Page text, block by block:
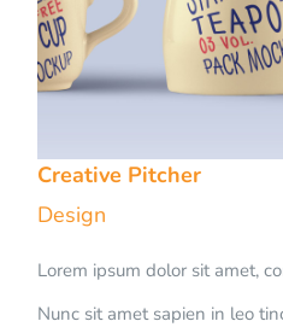
Creative Pitcher
Design
Lorem ipsum dolor sit amet,
Nunc sit amet sapien in leo